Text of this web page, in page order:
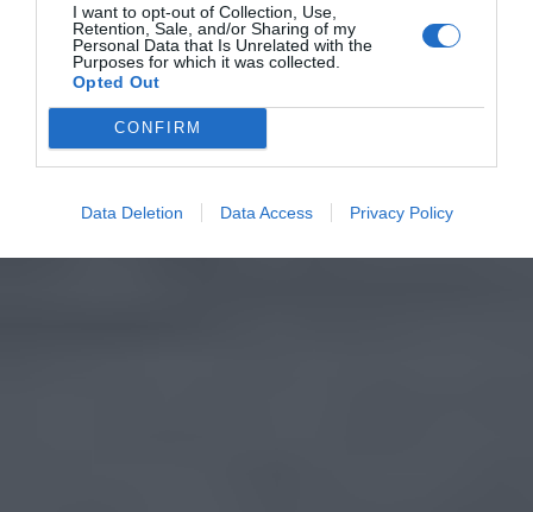
I want to opt-out of Collection, Use,
Retention, Sale, and/or Sharing of my
Personal Data that Is Unrelated with the
Purposes for which it was collected.
Opted Out
CONFIRM
Data Deletion Data Access Privacy Policy